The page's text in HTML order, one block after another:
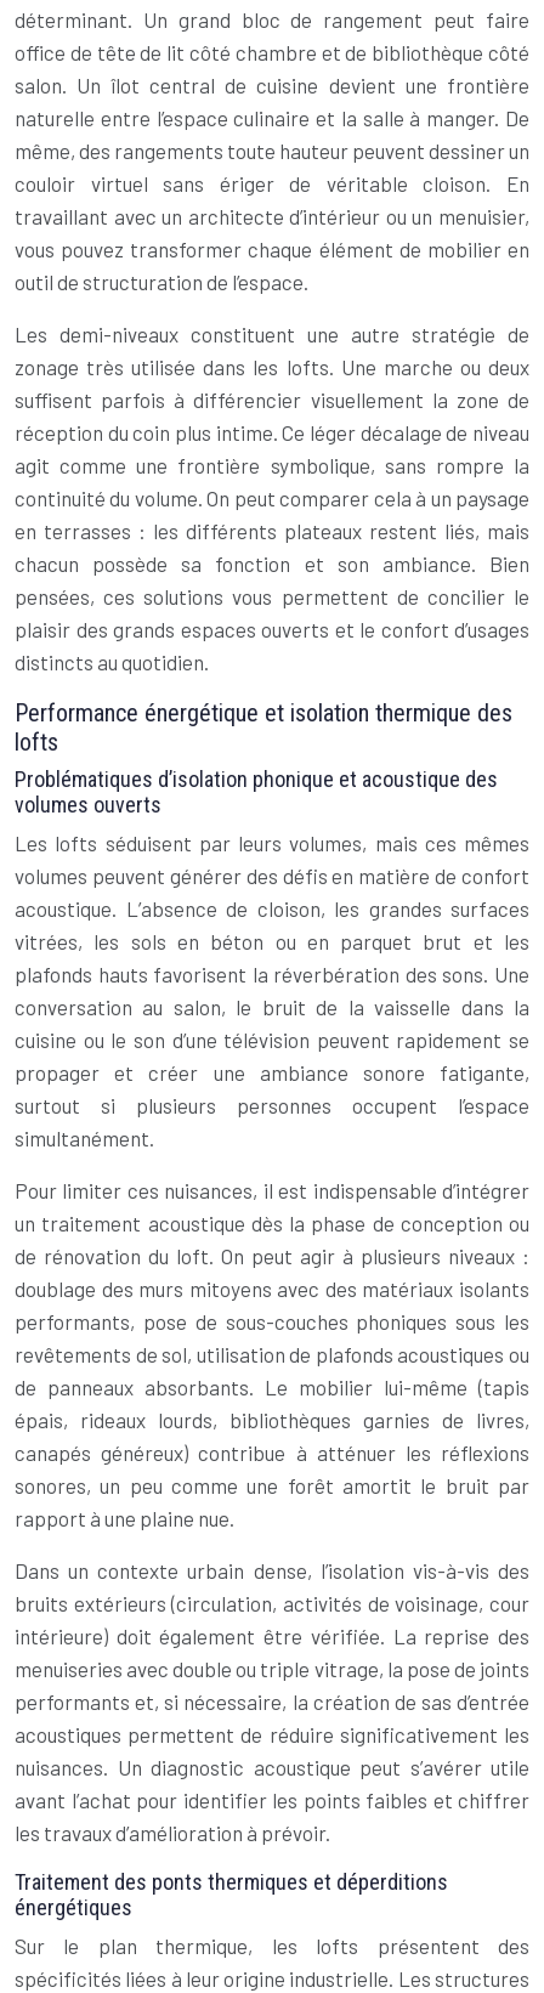
déterminant. Un grand bloc de rangement peut faire
office de tête de lit côté chambre et de bibliothèque côté
salon. Un îlot central de cuisine devient une frontière
naturelle entre l’espace culinaire et la salle à manger. De
même, des rangements toute hauteur peuvent dessiner un
couloir virtuel sans ériger de véritable cloison. En
travaillant avec un architecte d’intérieur ou un menuisier,
vous pouvez transformer chaque élément de mobilier en
outil de structuration de l’espace.
Les demi-niveaux constituent une autre stratégie de
zonage très utilisée dans les lofts. Une marche ou deux
suffisent parfois à différencier visuellement la zone de
réception du coin plus intime. Ce léger décalage de niveau
agit comme une frontière symbolique, sans rompre la
continuité du volume. On peut comparer cela à un paysage
en terrasses : les différents plateaux restent liés, mais
chacun possède sa fonction et son ambiance. Bien
pensées, ces solutions vous permettent de concilier le
plaisir des grands espaces ouverts et le confort d’usages
distincts au quotidien.
Performance énergétique et isolation thermique des
lofts
Problématiques d’isolation phonique et acoustique des
volumes ouverts
Les lofts séduisent par leurs volumes, mais ces mêmes
volumes peuvent générer des défis en matière de confort
acoustique. L’absence de cloison, les grandes surfaces
vitrées, les sols en béton ou en parquet brut et les
plafonds hauts favorisent la réverbération des sons. Une
conversation au salon, le bruit de la vaisselle dans la
cuisine ou le son d’une télévision peuvent rapidement se
propager et créer une ambiance sonore fatigante,
surtout si plusieurs personnes occupent l’espace
simultanément.
Pour limiter ces nuisances, il est indispensable d’intégrer
un traitement acoustique dès la phase de conception ou
de rénovation du loft. On peut agir à plusieurs niveaux :
doublage des murs mitoyens avec des matériaux isolants
performants, pose de sous-couches phoniques sous les
revêtements de sol, utilisation de plafonds acoustiques ou
de panneaux absorbants. Le mobilier lui-même (tapis
épais, rideaux lourds, bibliothèques garnies de livres,
canapés généreux) contribue à atténuer les réflexions
sonores, un peu comme une forêt amortit le bruit par
rapport à une plaine nue.
Dans un contexte urbain dense, l’isolation vis-à-vis des
bruits extérieurs (circulation, activités de voisinage, cour
intérieure) doit également être vérifiée. La reprise des
menuiseries avec double ou triple vitrage, la pose de joints
performants et, si nécessaire, la création de sas d’entrée
acoustiques permettent de réduire significativement les
nuisances. Un diagnostic acoustique peut s’avérer utile
avant l’achat pour identifier les points faibles et chiffrer
les travaux d’amélioration à prévoir.
Traitement des ponts thermiques et déperditions
énergétiques
Sur le plan thermique, les lofts présentent des
spécificités liées à leur origine industrielle. Les structures